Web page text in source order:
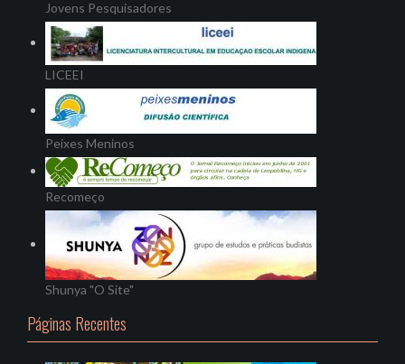
Jovens Pesquisadores
LICEEI
Peixes Meninos
Recomeço
Shunya "O Site"
Páginas Recentes